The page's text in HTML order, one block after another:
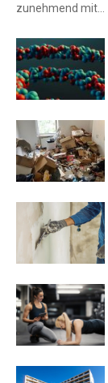
zunehmend mit…